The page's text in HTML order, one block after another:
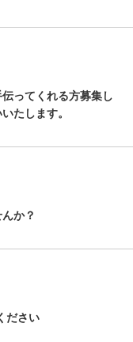
ってくれる方募集し
たします。
か？
ださい